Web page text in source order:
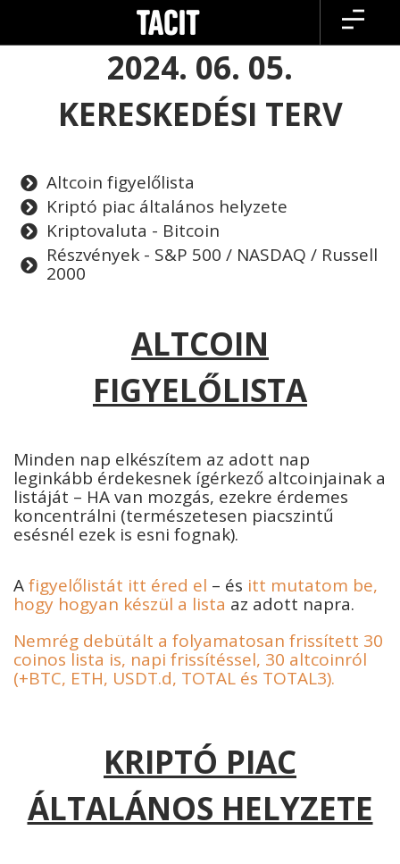
content
2024. 06. 05.
KERESKEDÉSI TERV
Altcoin figyelőlista
Kriptó piac általános helyzete
Kriptovaluta - Bitcoin
Részvények - S&P 500 / NASDAQ / Russell
2000
ALTCOIN
FIGYELŐLISTA
Minden nap elkészítem az adott nap
leginkább érdekesnek ígérkező altcoinjainak a
listáját – HA van mozgás, ezekre érdemes
koncentrálni (természetesen piacszintű
esésnél ezek is esni fognak).
Afigyelőlistát itt éred el – és itt mutatom be,
hogy hogyan készül a lista az adott napra.
Nemrég debütált a folyamatosan frissített 30
coinos lista is, napi frissítéssel, 30 altcoinról
(+BTC, ETH, USDT.d, TOTAL és TOTAL3).
KRIPTÓ PIAC
ÁLTALÁNOS HELYZETE